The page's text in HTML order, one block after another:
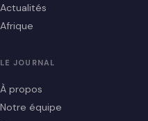
Actualités
Afrique
LE JOURNAL
À propos
Notre équipe